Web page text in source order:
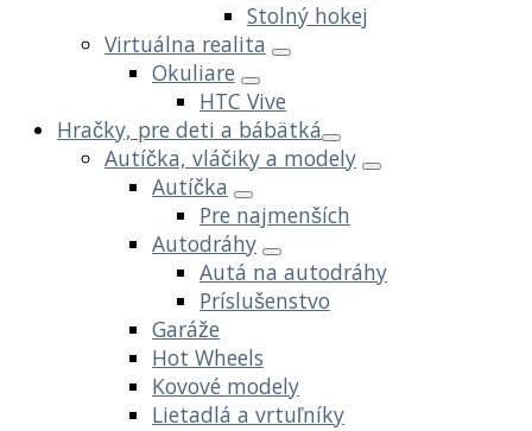
Stolný hokej
Virtuálna realita
Okuliare
HTC Vive
Hračky, pre deti a bábätká
Autíčka, vláčiky a modely
Autíčka
Pre najmenších
Autodráhy
Autá na autodráhy
Príslušenstvo
Garáže
Hot Wheels
Kovové modely
Lietadlá a vrtuľníky